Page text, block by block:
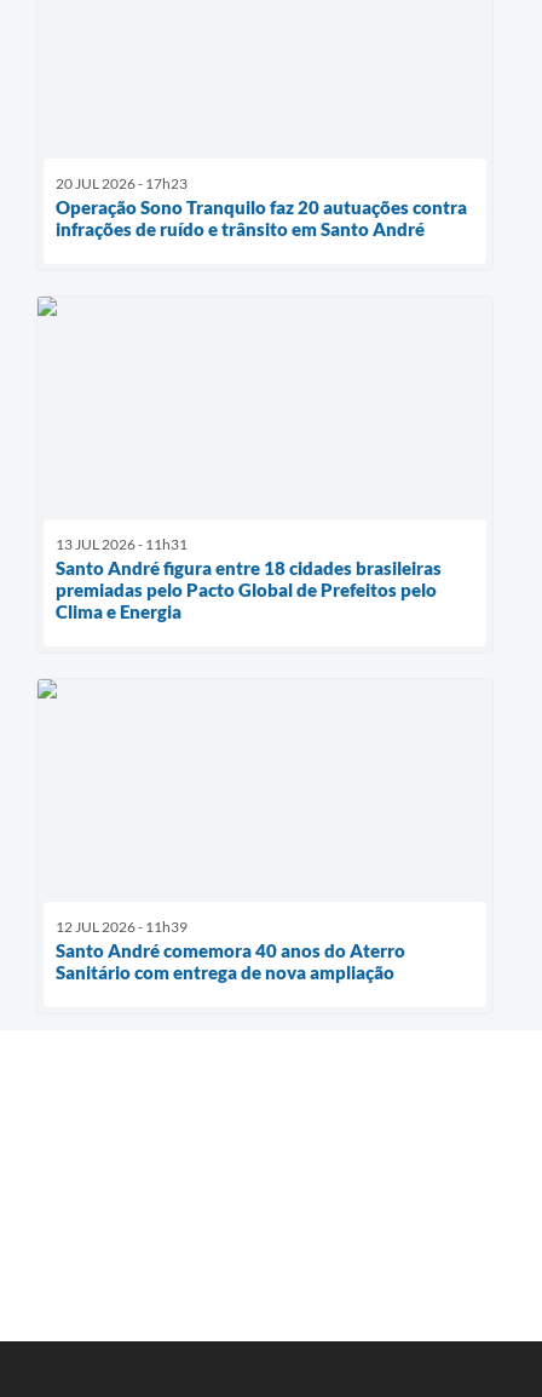
20 JUL 2026 - 17h23
Operação Sono Tranquilo faz 20 autuações contra
infrações de ruído e trânsito em Santo André
13 JUL 2026 - 11h31
Santo André figura entre 18 cidades brasileiras
premiadas pelo Pacto Global de Prefeitos pelo
Clima e Energia
12 JUL 2026 - 11h39
Santo André comemora 40 anos do Aterro
Sanitário com entrega de nova ampliação